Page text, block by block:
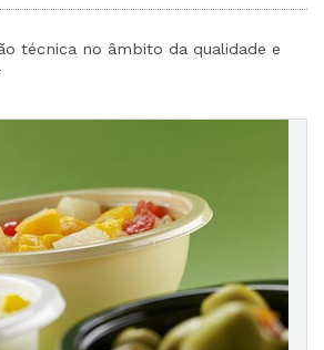
técnica no âmbito da qualidade e